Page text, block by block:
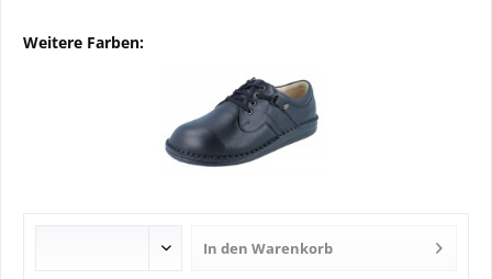
Weitere Farben:
In den Warenkorb